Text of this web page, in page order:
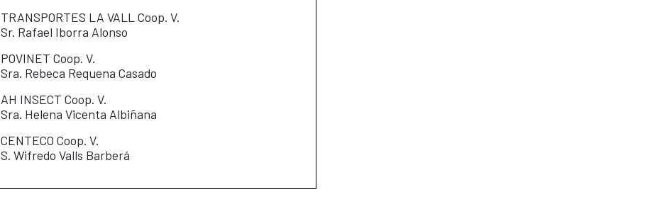
TRANSPORTES LA VALL Coop. V.
Sr. Rafael Iborra Alonso
POVINET Coop. V.
Sra. Rebeca Requena Casado
AH INSECT Coop. V.
Sra. Helena Vicenta Albiñana
CENTECO Coop. V.
S. Wifredo Valls Barberá